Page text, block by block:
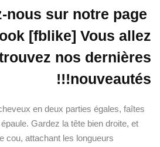
nous sur notre page
[fblike] Vous allez
nos dernières
nouveautés!!!
en deux parties égales, faîtes
Gardez la tête bien droite, et
cou, attachant les longueurs